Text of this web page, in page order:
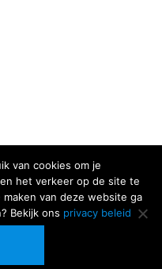
inclusief BTW
van cookies om je
het verkeer op de site te
van deze website ga
Bekijk ons privacy beleid